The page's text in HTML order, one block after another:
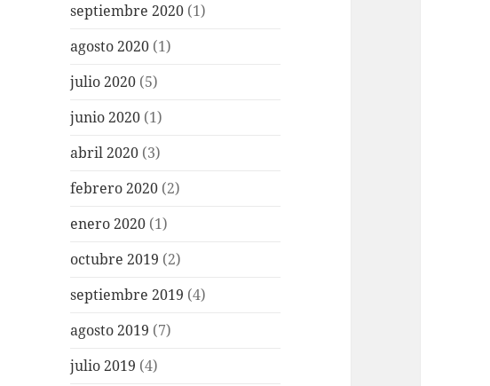
septiembre 2020 (1)
agosto 2020 (1)
julio 2020 (5)
junio 2020 (1)
abril 2020 (3)
febrero 2020 (2)
enero 2020 (1)
octubre 2019 (2)
septiembre 2019 (4)
agosto 2019 (7)
julio 2019 (4)